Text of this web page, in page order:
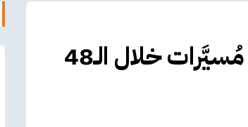
الإمارات: الدفاعات الجوية تعاملت مع 6 مُسيَّرات خلال الـ48